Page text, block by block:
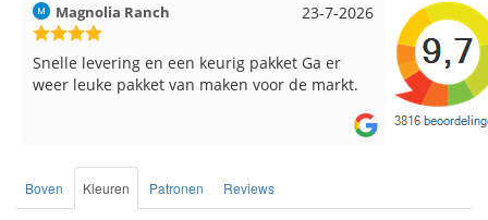
17-7-2026
Hilde uit Loyers
Reeds meerdere keren breigaren en
breinaalden besteld, altijd heel tevreden over
Loes uit
Snelle
Boven Kleuren Patronen Reviews